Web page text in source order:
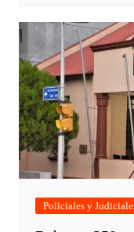
Policiales y